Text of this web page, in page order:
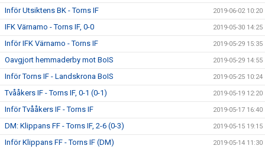
Inför Utsiktens BK - Torns IF 2019-06-02 10:20
IFK Värnamo - Torns IF, 0-0 2019-05-30 14:25
Inför IFK Värnamo - Torns IF 2019-05-29 15:35
Oavgjort hemmaderby mot BoIS 2019-05-29 14:55
Inför Torns IF - Landskrona BoIS 2019-05-25 10:24
Tvååkers IF - Torns IF, 0-1 (0-1) 2019-05-19 12:20
Inför Tvååkers IF - Torns IF 2019-05-17 16:40
DM: Klippans FF - Torns IF, 2-6 (0-3) 2019-05-15 19:15
Inför Klippans FF - Torns IF (DM) 2019-05-14 11:30